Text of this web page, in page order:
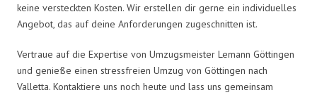
keine versteckten Kosten. Wir erstellen dir gerne ein individuelles
Angebot, das auf deine Anforderungen zugeschnitten ist.
Vertraue auf die Expertise von Umzugsmeister Lemann Göttingen
und genieße einen stressfreien Umzug von Göttingen nach
Valletta. Kontaktiere uns noch heute und lass uns gemeinsam